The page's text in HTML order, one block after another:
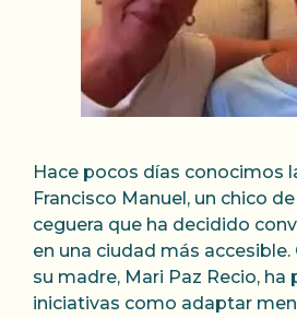
Hace pocos días conocimos
Francisco Manuel, un chico
ceguera que ha decidido
en una ciudad más
su madre, Mari Paz Recio,
iniciativas como adaptar